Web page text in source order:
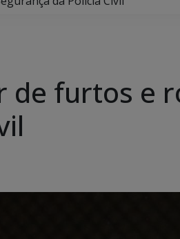
de furtos e